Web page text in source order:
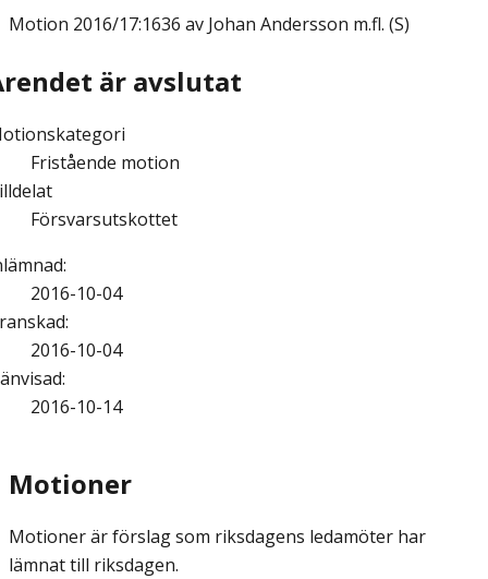
Motion 2016/17:1636 av Johan Andersson m.fl. (S)
är avslutat
Fristående motion
Försvarsutskottet
:
2016-10-04
:
2016-10-04
:
2016-10-14
Motioner
Motioner är förslag som riksdagens ledamöter har
lämnat till riksdagen.